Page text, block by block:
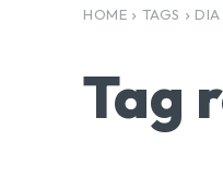
HOME TAGS
Tag